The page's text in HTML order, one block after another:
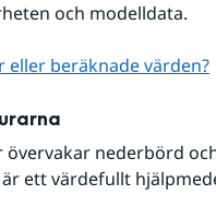
och modelldata.
eller beräknade värden?
övervakar nederbörd
ett värdefullt